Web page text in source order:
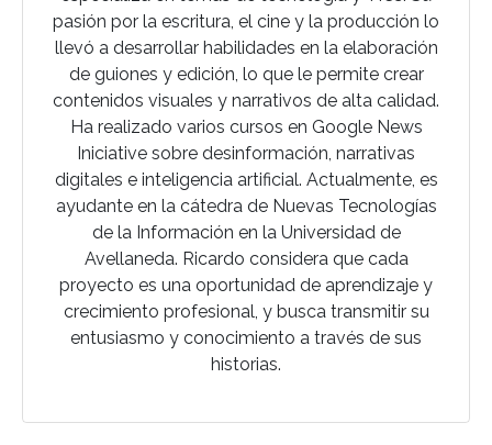
pasión por la escritura, el cine y la producción lo
llevó a desarrollar habilidades en la elaboración
de guiones y edición, lo que le permite crear
contenidos visuales y narrativos de alta calidad.
Ha realizado varios cursos en Google News
Iniciative sobre desinformación, narrativas
digitales e inteligencia artificial. Actualmente, es
ayudante en la cátedra de Nuevas Tecnologías
de la Información en la Universidad de
Avellaneda. Ricardo considera que cada
proyecto es una oportunidad de aprendizaje y
crecimiento profesional, y busca transmitir su
entusiasmo y conocimiento a través de sus
historias.